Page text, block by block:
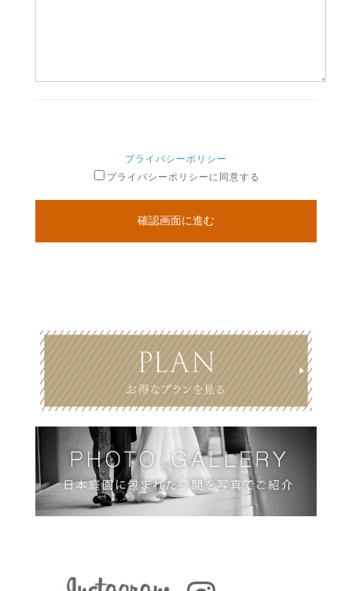
プライバシーポリシー
プライバシーポリシーに同意する
確認画面に進む